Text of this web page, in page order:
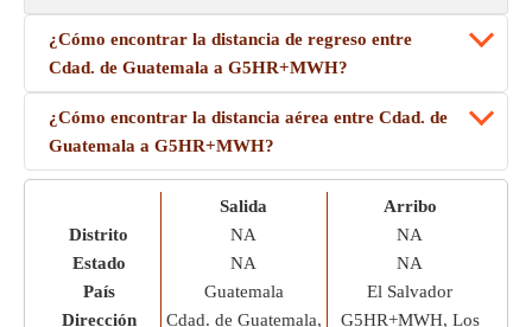
¿Cómo encontrar la distancia de regreso entre
Cdad. de Guatemala a G5HR+MWH?
¿Cómo encontrar la distancia aérea entre Cdad. de
Guatemala a G5HR+MWH?
Distrito
Estado
País
Dirección
Salida
NA
NA
Guatemala
Cdad. de Guatemala,
Arribo
NA
NA
El Salvador
G5HR+MWH, Los